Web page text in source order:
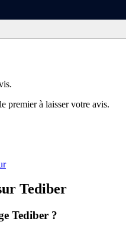
premier à laisser votre avis.
Tediber
Tediber ?